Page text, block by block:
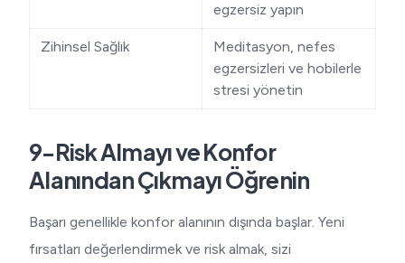
egzersiz yapın
Zihinsel Sağlık
Meditasyon, nefes
egzersizleri ve hobilerle
stresi yönetin
9-Risk Almayı ve Konfor
Alanından Çıkmayı Öğrenin
Başarı genellikle konfor alanının dışında başlar. Yeni
fırsatları değerlendirmek ve risk almak, sizi